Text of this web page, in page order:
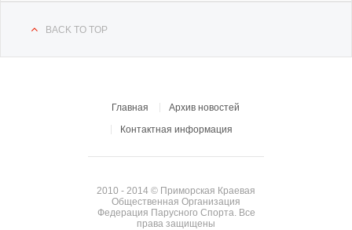
BACK TO TOP
Главная
Архив новостей
Контактная информация
2010 - 2014 © Приморская Краевая
Общественная Организация
Федерация Парусного Спорта. Все
права защищены